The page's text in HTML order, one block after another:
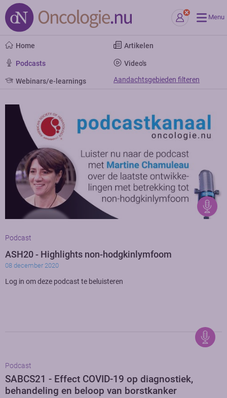
Menu
Home Artikelen
Podcasts Video's
Webinars/e-learnings Aandachtsgebieden filteren
Podcast
ASH20 - Highlights non-hodgkinlymfoom
08 december 2020
Log in om deze podcast te beluisteren
Podcast
SABCS21 - Effect COVID-19 op diagnostiek,
behandeling en beloop van borstkanker